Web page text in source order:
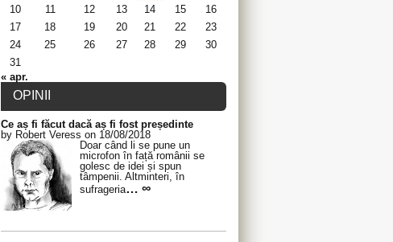
10
11 12 13 14 15
16
17
18 19 20 21 22
23
24
25 26 27 28 29
30
31
« apr.
OPINII
Ce aș fi făcut dacă aș fi fost președinte
by Robert Veress on 18/08/2018
Doar când li se pune un
microfon în față românii se
golesc de idei și spun
tâmpenii. Altminteri, în
sufrageria… ∞